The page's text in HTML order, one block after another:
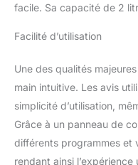
facile. Sa capacité de 2
Facilité d’utilisation
Une des qualités
main intuitive. Les avis
simplicité d’utilisation,
Grâce à un panneau de
différents programmes et
rendant ainsi